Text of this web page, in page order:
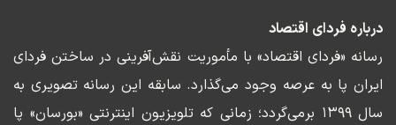
درباره فردای اقتصاد
رسانه «فردای اقتصاد» با مأموریت نقش‌آفرینی در ساختن فردای
ایران پا به عرصه وجود می‌گذارد. سابقه این رسانه تصویری به
سال ۱۳۹۹ برمی‌گردد؛ زمانی که تلویزیون اینترنتی «بورسان» پا